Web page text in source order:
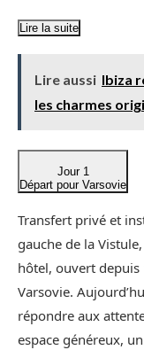
Lire la suite
Lire aussi Ibiza
les charmes
Jour 1
Départ pour Varsovie
Transfert privé et
gauche de la
hôtel, ouvert depuis
Varsovie.
répondre aux
espace généreux,